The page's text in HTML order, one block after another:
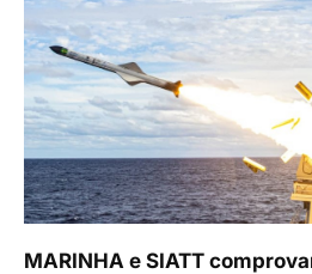
MARINHA e SIATT